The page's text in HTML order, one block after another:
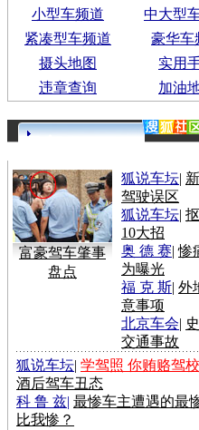
小型车频道
中大型
紧凑型车频道
豪华车
摄头地图
实用
违章查询
加油
富豪驾车肇事
盘点
狐说车坛|
驾驶误区
狐说车坛|
10大招
奥 德 赛|惨
为曝光
福 克 斯| 外
意事项
北京车会|
交通事故
狐说车坛| 学驾照 你贿赂驾
酒后驾车丑态
科 鲁 兹| 最惨车主遭遇的最
比我惨？